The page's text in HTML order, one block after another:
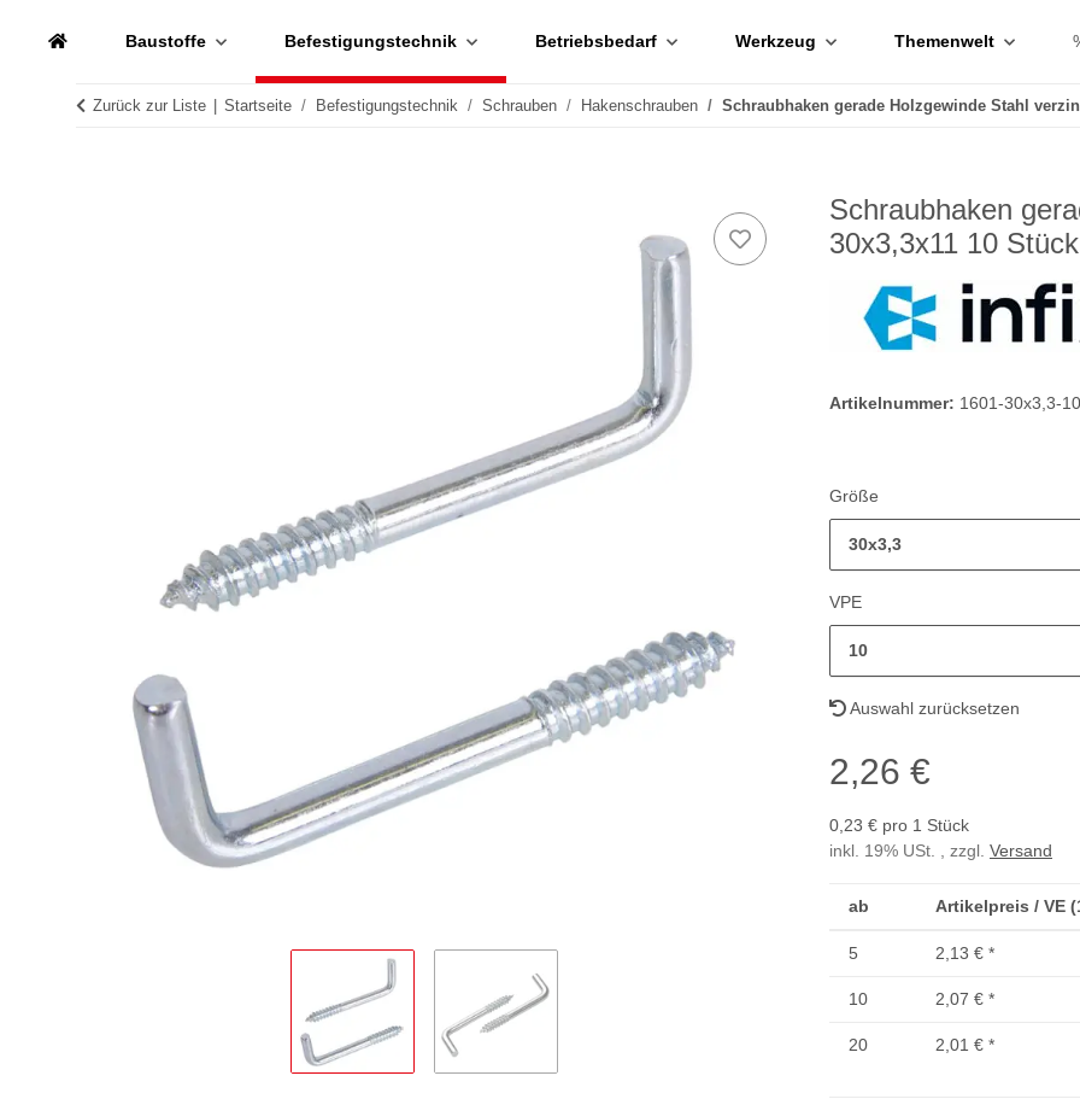
Baustoffe Befestigungstechnik Betriebsbedarf Werkzeug Themenwelt
Zurück zur Liste Startseite Befestigungstechnik Schrauben Hakenschrauben Schraubhaken gerade Holzgewinde Stahl
Schraubhaken
30x3,3x11 10 Stück
Artikelnummer: 1601-30x3,3-10
Größe
30x3,3
VPE
10
Auswahl zurücksetzen
2,26 €
0,23 € pro 1 Stück
inkl. 19% USt. , zzgl. Versand
ab Artikelpreis / VE
5 2,13 € *
10 2,07 € *
20 2,01 € *